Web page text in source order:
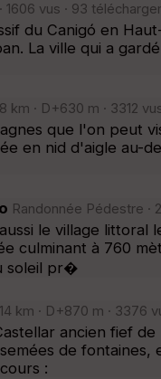
1606 vus · 93
du Canigó en
La ville qui a
km · D+630 m · 3312
que l'on peut
en nid d'aigle au-
Randonnée Pédestre ·
le village
culminant à 760
soleil pr�
km · D+870 m · 3376
ancien fief
de
: